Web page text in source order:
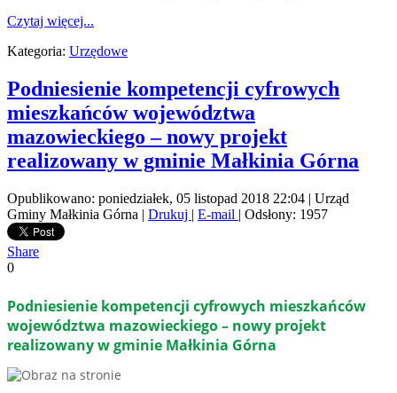
Czytaj więcej...
Kategoria: Urzędowe
Podniesienie kompetencji cyfrowych
mieszkańców województwa
mazowieckiego – nowy projekt
realizowany w gminie Małkinia Górna
Opublikowano: poniedziałek, 05 listopad 2018 22:04 | Urząd
Gminy Małkinia Górna | Drukuj | E-mail | Odsłony: 1957
Share
0
Podniesienie kompetencji cyfrowych mieszkańców
województwa mazowieckiego – nowy projekt
realizowany w gminie Małkinia Górna